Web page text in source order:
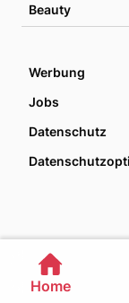
Beauty
Werbung
Jobs
Datenschutz
Home